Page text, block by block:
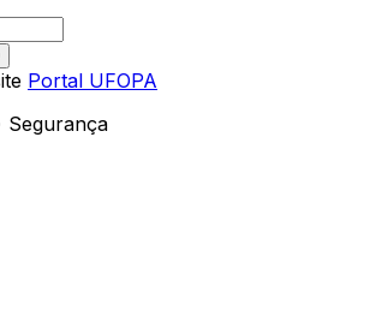
Portal UFOPA
Segurança